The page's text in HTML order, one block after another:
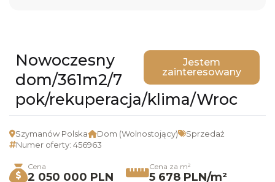
Nowoczesny
dom/361m2/7
pok/rekuperacja/klima/Wroc
Jestem
zainteresowany
Szymanów Polska Dom (Wolnostojący)
Sprzedaż
Numer oferty: 456963
Cena
2 050 000 PLN
Cena za m²
5 678 PLN/m²